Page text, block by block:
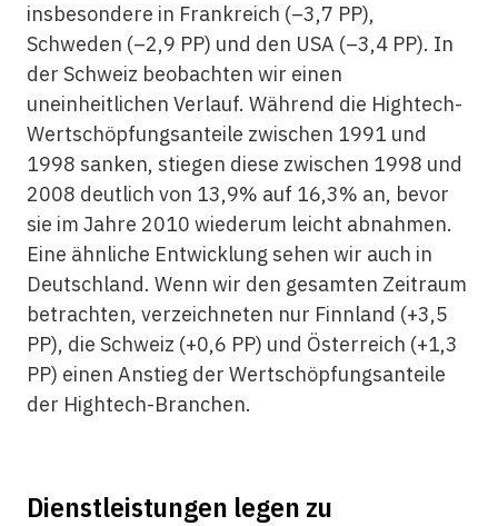
insbesondere in Frankreich (–3,7 PP),
Schweden (–2,9 PP) und den USA (–3,4 PP). In
der Schweiz beobachten wir einen
uneinheitlichen Verlauf. Während die Hightech-
Wertschöpfungsanteile zwischen 1991 und
1998 sanken, stiegen diese zwischen 1998 und
2008 deutlich von 13,9% auf 16,3% an, bevor
sie im Jahre 2010 wiederum leicht abnahmen.
Eine ähnliche Entwicklung sehen wir auch in
Deutschland. Wenn wir den gesamten Zeitraum
betrachten, verzeichneten nur Finnland (+3,5
PP), die Schweiz (+0,6 PP) und Österreich (+1,3
PP) einen Anstieg der Wertschöpfungs­anteile
der Hightech-Branchen.
Dienstleistungen legen zu